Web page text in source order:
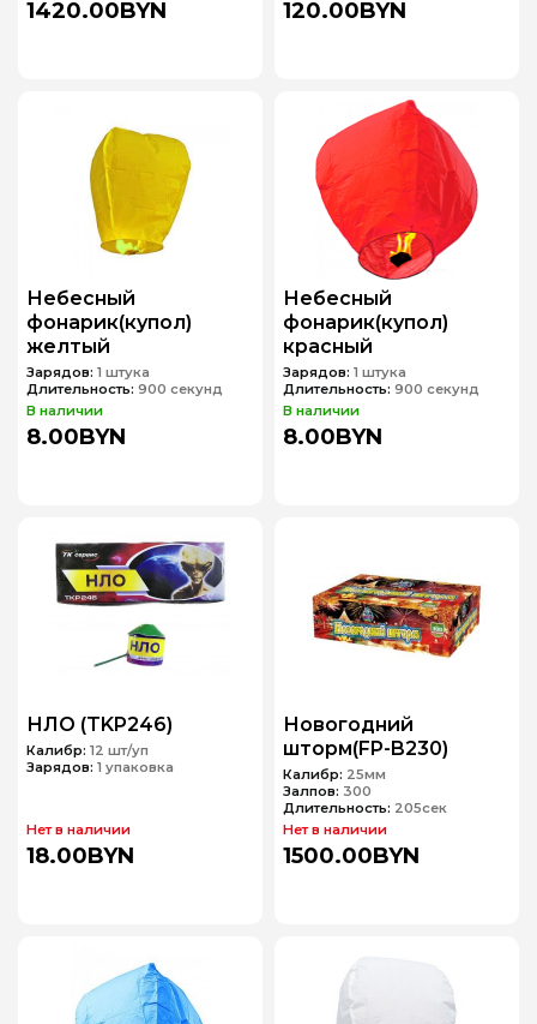
1420.00BYN 120.00BYN
Небесный
фонарик(купол)
желтый
Зарядов: 1 штука
Длительность: 900 секунд
В наличии
8.00BYN
Небесный
фонарик(купол)
красный
Зарядов: 1 штука
Длительность: 900 секунд
В наличии
8.00BYN
НЛО (TKP246)
Калибр: 12 шт/уп
Зарядов: 1 упаковка
Нет в наличии
18.00BYN
Новогодний
шторм(FP-B230)
Калибр: 25мм
Залпов: 300
Длительность: 205сек
Нет в наличии
1500.00BYN